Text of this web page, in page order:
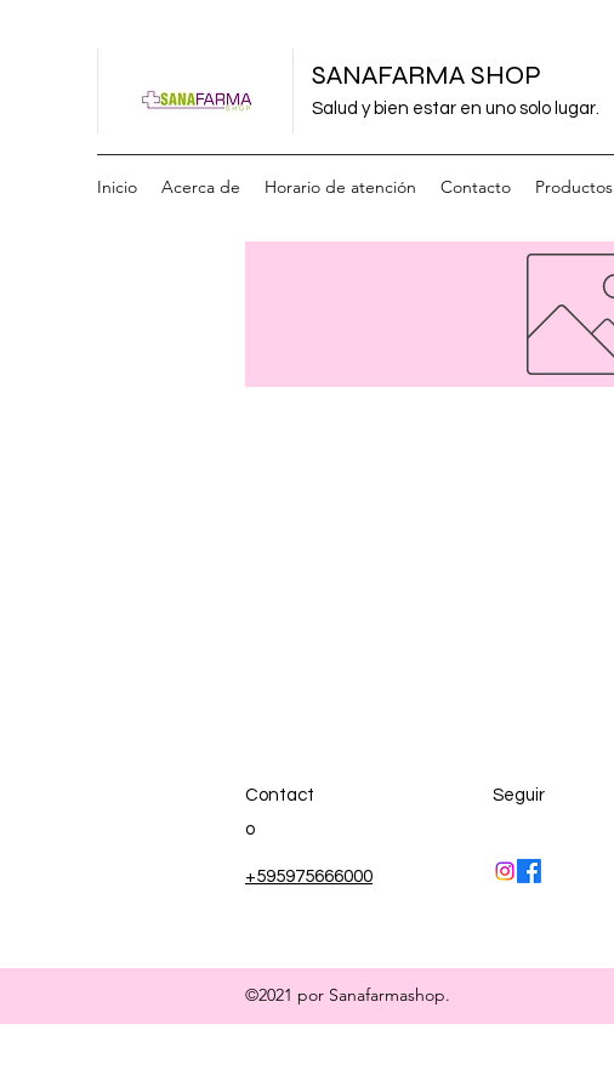
SANAFARMA SHOP
Salud y bien estar en uno solo lugar.
Inicio Acerca de Horario de atención Contacto Productos
Contact
o
+595975666000
Seguir
©2021 por Sanafarmashop.